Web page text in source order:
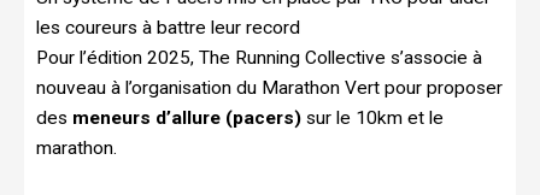
les coureurs à battre leur record
Pour l’édition 2025, The Running Collective s’associe à
nouveau à l’organisation du Marathon Vert pour proposer
des meneurs d’allure (pacers) sur le 10km et le
marathon.